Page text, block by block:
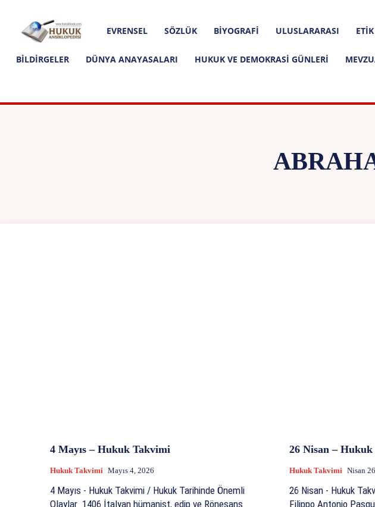
Hukuk
Ansiklopedisi
EVRENSEL SÖZLÜK BIYOGRAFI ULUSLARARASI ETIK
BILDIRGELER DÜNYA ANAYASALARI HUKUK VE DEMOKRASI GÜNLERI
4 Mayıs – Hukuk Takvimi
Hukuk Takvimi Mayıs 4, 2026
4 Mayıs - Hukuk Takvimi / Hukuk Tarihinde Önemli
Olaylar 1406 İtalyan hümanist, edip ve Rönesans
26 Nisan –
Hukuk Takvimi Nisan
26 Nisan - Hukuk Takvimi 1725 İtalyan
Filippo Antonio